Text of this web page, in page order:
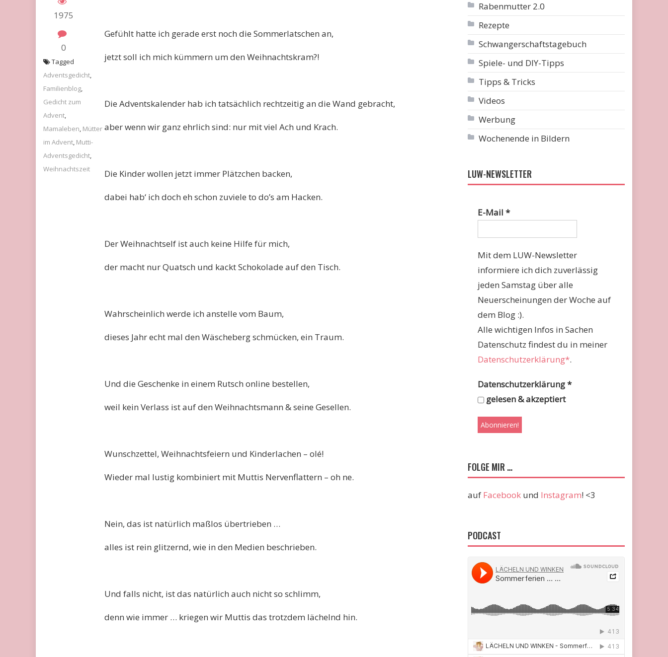
1975
0
Gefühlt hatte ich gerade erst noch die Sommerlatschen an,
jetzt soll ich mich kümmern um den Weihnachtskram?!
Die Adventskalender hab ich tatsächlich rechtzeitig an die Wand gebracht,
aber wenn wir ganz ehrlich sind: nur mit viel Ach und Krach.
Die Kinder wollen jetzt immer Plätzchen backen,
dabei hab‘ ich doch eh schon zuviele to do’s am Hacken.
Der Weihnachtself ist auch keine Hilfe für mich,
der macht nur Quatsch und kackt Schokolade auf den Tisch.
Wahrscheinlich werde ich anstelle vom Baum,
dieses Jahr echt mal den Wäscheberg schmücken, ein Traum.
Und die Geschenke in einem Rutsch online bestellen,
weil kein Verlass ist auf den Weihnachtsmann & seine Gesellen.
Wunschzettel, Weihnachtsfeiern und Kinderlachen – olé!
Wieder mal lustig kombiniert mit Muttis Nervenflattern – oh ne.
Nein, das ist natürlich maßlos übertrieben …
alles ist rein glitzernd, wie in den Medien beschrieben.
Und falls nicht, ist das natürlich auch nicht so schlimm,
denn wie immer … kriegen wir Muttis das trotzdem lächelnd hin.
Tagged
Adventsgedicht
Familienblog
Gedicht zum
Advent
Mamaleben Mütter
im Advent Mutti-
Adventsgedicht
Weihnachtszeit
Rabenmutter 2.0
Rezepte
Schwangerschaftstagebuch
Spiele- und DIY-Tipps
Tipps & Tricks
Videos
Werbung
Wochenende in Bildern
LUW-NEWSLETTER
E-Mail*
Mit dem LUW-Newsletter
informiere ich dich zuverlässig
jeden Samstag über alle
Neuerscheinungen der Woche auf
dem Blog :).
Alle wichtigen Infos in Sachen
Datenschutz findest du in meiner
Datenschutzerklärung*.
Datenschutzerklärung*
gelesen & akzeptiert
FOLGE MIR …
auf Facebook und Instagram! <3
PODCAST